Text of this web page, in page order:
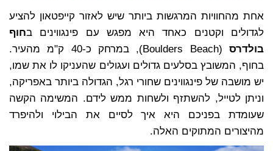
אחת מהחוויות המרגשות ביותר שיש לאזור קייפטאון להציע
לגדולים וקטנים כאחד היא מפגש עם פינגווינים בחוף
בולדרס
(Boulders Beach), במרחק כ-40 ק"מ מהעיר.
בחוף, המשובץ בסלעים גדולים ועגולים שהעניקו לו את שמו,
יש מושבה של פינגווינים שחורי רגל, הגדולה ביותר באפריקה,
וניתן לטייל, להשתזף ולשחות ממש לידם. המשימה הקשה
שעומדת בפניכם היא איך לסיים את הבילוי ולהיפרד
מהיצורים המתוקים האלה.